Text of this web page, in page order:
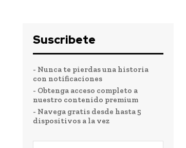
Suscribete
- Nunca te pierdas una historia
con notificaciones
- Obtenga acceso completo a
nuestro contenido premium
- Navega gratis desde hasta 5
dispositivos a la vez